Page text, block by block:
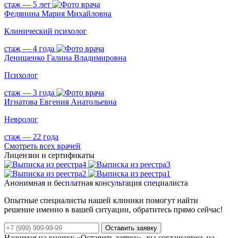
стаж — 5 лет
Федянина Мария Михайловна
Клинический психолог
стаж — 4 года
Денищенко Галина Владимировна
Психолог
стаж — 3 года
Игнатова Евгения Анатольевна
Невролог
стаж — 22 года
Смотреть всех врачей
Лицензии и сертификаты
Анонимная и бесплатная консультация специалиста
Опытные специалисты нашей клиники помогут найти
решение именно в вашей ситуации, обратитесь прямо сейчас!
Оставить заявку